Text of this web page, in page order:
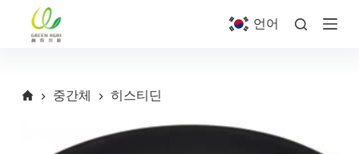
언어
중간체 히스티딘